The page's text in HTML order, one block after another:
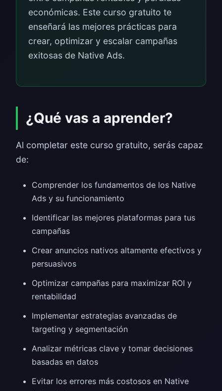
económicas. Este curso gratuito te
enseñará las mejores prácticas para
crear, optimizar y escalar campañas
exitosas de Native Ads.
¿Qué vas a aprender?
Al completar este curso gratuito, serás capaz
de:
Comprender los fundamentos de los Native
Ads y su funcionamiento
Identificar las mejores plataformas para tus
campañas
Crear anuncios nativos altamente efectivos y
persuasivos
Optimizar campañas para maximizar ROI y
rentabilidad
Implementar estrategias avanzadas de
targeting y segmentación
Analizar métricas clave y tomar decisiones
basadas en datos
Evitar los errores más costosos en Native